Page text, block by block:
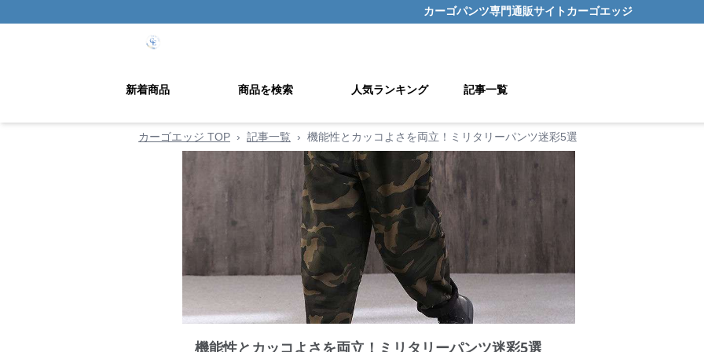
カーゴパンツ専門通販サイト カーゴエッジ
新着商品 商品を検索 人気ランキング 記事一覧
カーゴエッジ TOP › 記事一覧 › 機能性とカッコよさを両立！ミリタリーパンツ迷彩5選
機能性とカッコよさを両立！ミリタリーパンツ迷彩5選